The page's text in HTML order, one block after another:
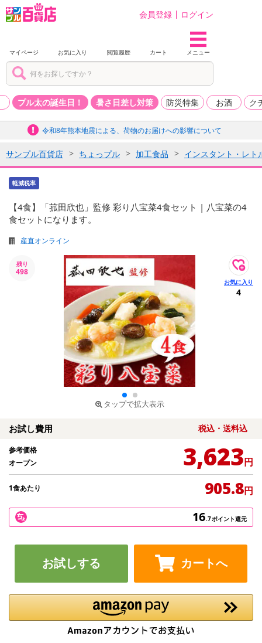
会員登録 ログイン
マイページ お気に入り 閲覧履歴 カート メニュー
プル太の誕生日！ 暑さ日差し対策 防災特集 お酒 ク
令和8年熊本地震による、荷物のお届けへの影響について
サンプル百貨店 ちょっプル 加工食品 インスタント・レト
軽減税率
【4食】「菰田欣也」監修 彩り八宝菜4食セット | 八宝菜の4
食セットになります。
産直オンライン
残り
498
タップで拡大表示
4
お試し費用 税込・送料込
参考価格
オープン
3,623円
1食あたり 905.8円
16.7ポイント還元
お試しする カートへ